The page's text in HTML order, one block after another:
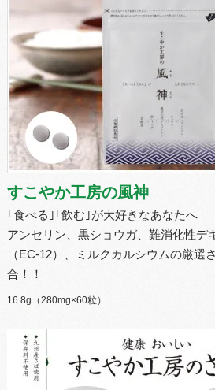
すこやか工房の風神
｢食べる｣｢飲む｣が大好きなあなたへ
アンセリン、黒ショウガ、難消化性デ
（EC-12）、ミルクカルシウムの厳選
合！！
16.8g（280mg×60粒）